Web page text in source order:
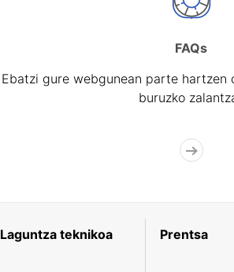
FAQs
Ebatzi gure webgunean parte hartzen
buruzko
Laguntza teknikoa Prentsa